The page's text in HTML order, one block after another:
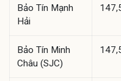
Bảo Tín Mạnh
Hải
Bảo Tín Minh
Châu (SJC)